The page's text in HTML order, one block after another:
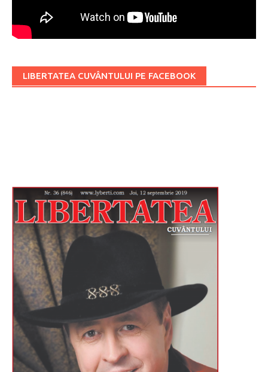
LIBERTATEA CUVÂNTULUI PE FACEBOOK